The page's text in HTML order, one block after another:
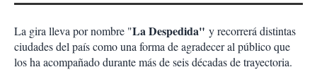
La gira lleva por nombre "La Despedida" y recorrerá distintas
ciudades del país como una forma de agradecer al público que
los ha acompañado durante más de seis décadas de trayectoria.